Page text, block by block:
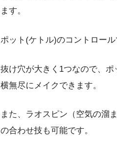
ます。
ポット(ケトル)のコントロー
抜け穴が大きく1つなので、
横無尽にメイクできます。
また、ラオスピン（空気の溜
の合わせ技も可能です。